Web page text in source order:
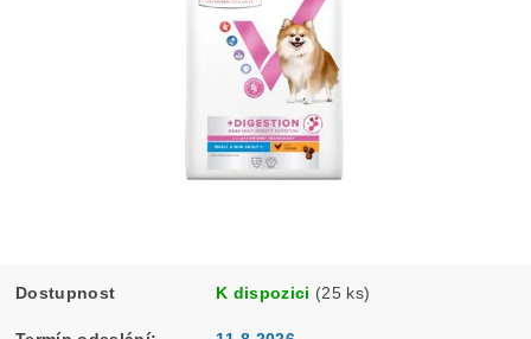
Dostupnost K dispozici (25 ks)